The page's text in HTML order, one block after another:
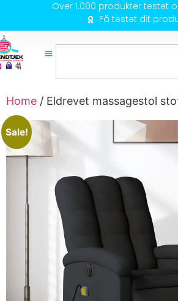
Over 1.000 produkter testet
Få testet dit
Home / Eldrevet massagestol
Sale!